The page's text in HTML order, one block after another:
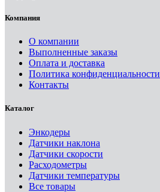
Компания
О компании
Выполненные заказы
Оплата и доставка
Политика конфиденциальности
Контакты
Каталог
Энкодеры
Датчики наклона
Датчики скорости
Расходометры
Датчики температуры
Все товары